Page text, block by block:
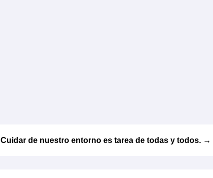
Cuidar de nuestro entorno es tarea de todas y todos. →